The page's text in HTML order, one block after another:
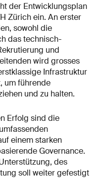
der Entwicklungsplan
Zürich ein. An erster
sowohl die
das technisch-
und
wird grosses
Infrastruktur
um führende
und zu halten.
Erfolg sind die
einem starken
Governance.
des
soll weiter gefestigt